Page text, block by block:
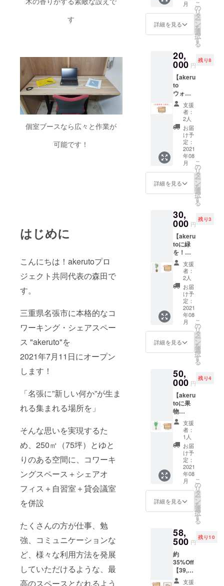
す
個室ブースなら広々と作業が
可能です！
はじめに
こんにちは！akerutoプロ
ジェクト共同代表の森田で
す。
三重県名張市に本格的なコ
ワーキング・シェアスペー
ス "akeruto"を
2021年7月11日にオープン
します！
「名張に”新しい何か”が生ま
れる集まれる場所を」
そんな思いを実現するた
め、250㎡（75坪）とゆと
りのある空間に、コワーキ
ングスペース＋シェアオ
フィス＋自習室＋貸会議室
を併設
たくさんの方が仕事、勉
強、コミュニケーションな
ど、様々な利用方法を発展
していただけるような、最
高のスペースとなれるよう
設置す
る観葉
植物は
ただき
ます。
お名前
の掲載
をご希
望の方
は、備
考欄に
掲載し
てほし
い名前
と事業
者他の
方は事
業PR文
40字程
度まで
備考欄
の記入
は必須
項目で
す。
3ヶ月
＜リ
ターン
詳細＞
■ 通常
月）
x3ヶ月
=22,500
円相当
■
9:00~1
8:00 ま
での利
用した
い放題
■ WEB
サイト
のご支
援者名
簿にも
もちろ
ん記載
※ご利用
能：
2021年
8月以降
の申込
み月よ
り ※日
割り、
指定月
のみの
利用は
いただ
けませ
ん。
月
詳細を見る
こ
の
リ
タ
ー
ン
を
選
択
す
る
20,
000 円
残り8
【akeru
to
ウォー
ルに名
前を残
した
い！】
入口に
設定す
る予定
akeruto
ウォー
ル そ
こに施
工する
記名さ
せてい
ただき
ます。
あわせ
て公開
される
ご支援
者名簿
へも記
載させ
ていた
だきま
す！ ＊
備考欄
へ記載
したい
をお願
いいた
しま
す。 ＊
akeruto
ウォー
ル木材
はサイ
ズが不
定形な
ため企
業PRは
記載で
きませ
ん。
支援
者：
2人
お届
け予
定：
2021
年08
月
詳細を見る
こ
の
リ
タ
ー
ン
を
選
択
す
る
30,
000 円
残り3
【akeru
toに緑
を！】
【大サ
イズ】
▶︎お祝
い植
物 大
サイズ
を設置
させて
いただ
きま
す。 ▶
植物に
つける
トにお
名前や
企業PR
を掲載
させて
いただ
きま
す。 ▶︎
ご支援
者名簿
への記
意 設置
する観
葉植物
はこち
らで選
す。 お
名前の
掲載を
ご希望
の方
は、備
考欄に
支援
者：
2人
お届
け予
定：
2021
年08
月
詳細を見る
こ
の
リ
タ
ー
ン
を
選
択
す
る
50,
000 円
残り4
【akeru
toに果
物
を！】
【実が
なる木
を設置
しま
す！】
▶︎お祝
い果
樹 大
サイ
ズ！＆
ウォー
ル記名
利用者
＆ス
タッフ
がより
元気に
なれる
かもが⁉
支援
者：
1人
お届
け予
定：
2021
年08
月
詳細を見る
こ
の
リ
タ
ー
ン
を
選
択
す
る
58,
500 円
残り10
約
35%Off
【39,00
0円】ク
支援